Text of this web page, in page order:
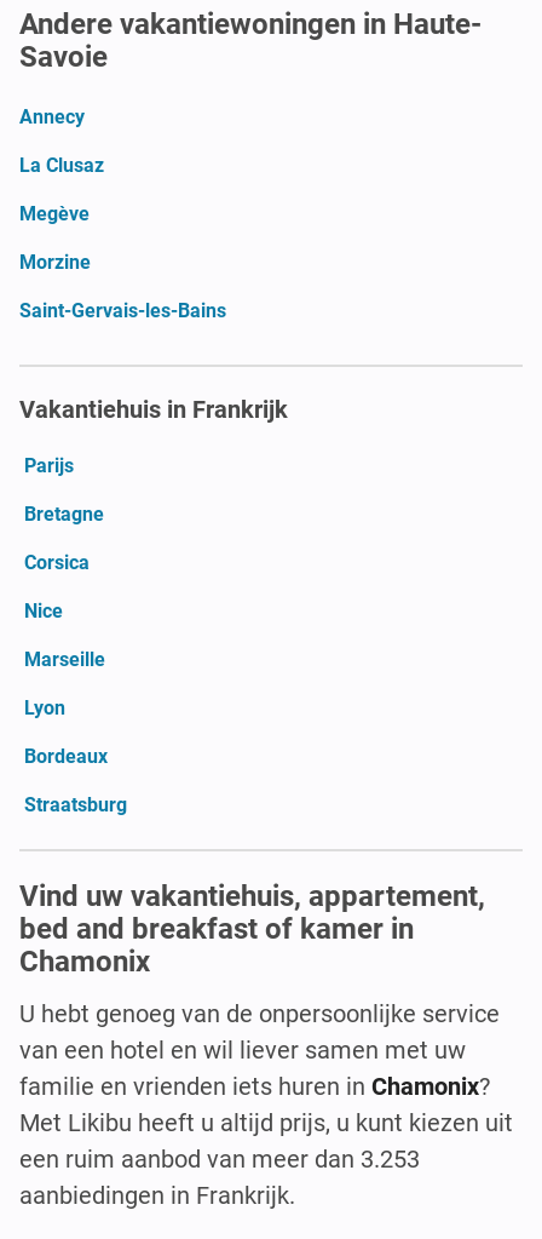
Andere vakantiewoningen in Haute-
Savoie
Annecy
La Clusaz
Megève
Morzine
Saint-Gervais-les-Bains
Vakantiehuis in Frankrijk
Parijs
Bretagne
Corsica
Nice
Marseille
Lyon
Bordeaux
Straatsburg
Vind uw vakantiehuis, appartement,
bed and breakfast of kamer in
Chamonix
U hebt genoeg van de onpersoonlijke service
van een hotel en wil liever samen met uw
familie en vrienden iets huren in Chamonix?
Met Likibu heeft u altijd prijs, u kunt kiezen uit
een ruim aanbod van meer dan 3.253
aanbiedingen in Frankrijk.